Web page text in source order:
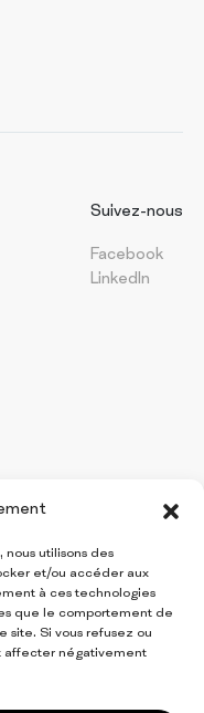
utilisons des
et/ou accéder aux
à ces technologies
que le comportement de
site. Si vous refusez ou
affecter négativement
Suivez-nous
Facebook
LinkedIn